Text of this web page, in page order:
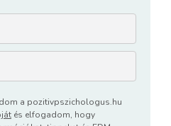
a pozitivpszichologus.hu
és elfogadom, hogy